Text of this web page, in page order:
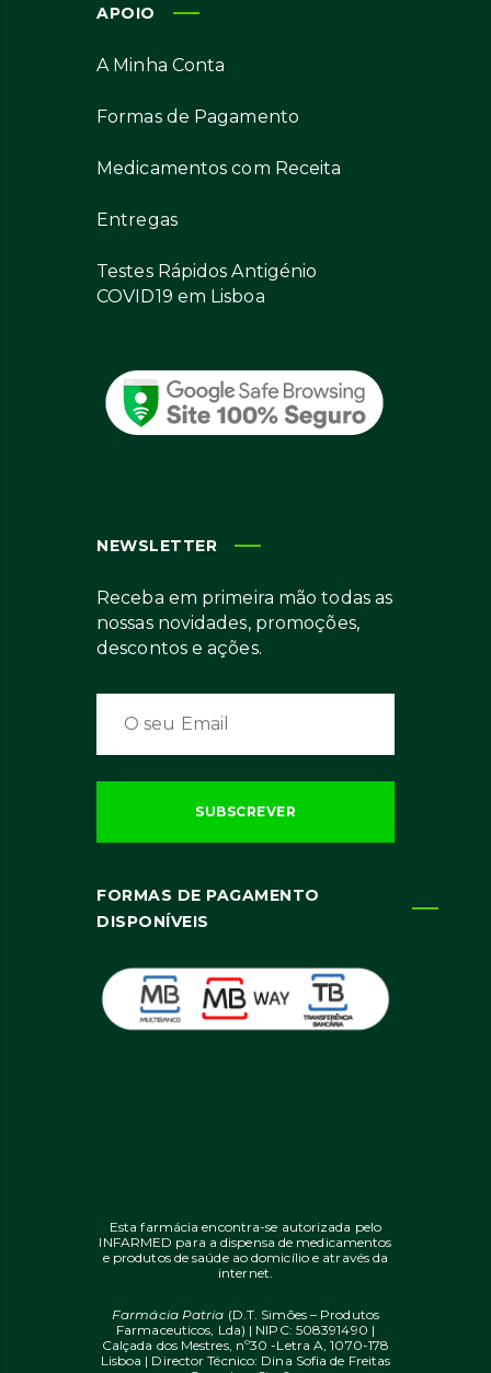
APOIO
A Minha Conta
Formas de Pagamento
Medicamentos com Receita
Entregas
Testes Rápidos Antigénio
COVID19 em Lisboa
NEWSLETTER
Receba em primeira mão todas as
nossas novidades, promoções,
descontos e ações.
FORMAS DE PAGAMENTO
DISPONÍVEIS
Esta farmácia encontra-se autorizada pelo
INFARMED para a dispensa de medicamentos
e produtos de saúde ao domicílio e através da
internet.
Farmácia Patria (D.T. Simões – Produtos
Farmaceuticos, Lda) | NIPC: 508391490 |
Calçada dos Mestres, nº30 -Letra A, 1070-178
Lisboa | Director Técnico: Dina Sofia de Freitas